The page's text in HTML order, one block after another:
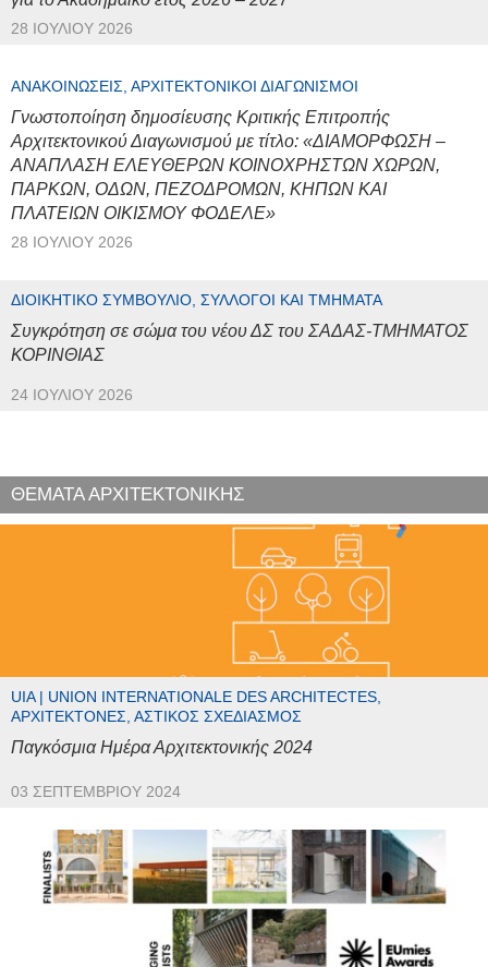
28 ΙΟΥΛΊΟΥ 2026
ΑΝΑΚΟΙΝΏΣΕΙΣ, ΑΡΧΙΤΕΚΤΟΝΙΚΟΊ ΔΙΑΓΩΝΙΣΜΟΊ
Γνωστοποίηση δημοσίευσης Κριτικής Επιτροπής
Αρχιτεκτονικού Διαγωνισμού με τίτλο: «ΔΙΑΜΟΡΦΩΣΗ –
ΑΝΑΠΛΑΣΗ ΕΛΕΥΘΕΡΩΝ ΚΟΙΝΟΧΡΗΣΤΩΝ ΧΩΡΩΝ,
ΠΑΡΚΩΝ, ΟΔΩΝ, ΠΕΖΟΔΡΟΜΩΝ, ΚΗΠΩΝ ΚΑΙ
ΠΛΑΤΕΙΩΝ ΟΙΚΙΣΜΟΥ ΦΟΔΕΛΕ»
28 ΙΟΥΛΊΟΥ 2026
ΔΙΟΙΚΗΤΙΚΌ ΣΥΜΒΟΎΛΙΟ, ΣΎΛΛΟΓΟΙ ΚΑΙ ΤΜΉΜΑΤΑ
Συγκρότηση σε σώμα του νέου ΔΣ του ΣΑΔΑΣ-ΤΜΗΜΑΤΟΣ
ΚΟΡΙΝΘΙΑΣ
24 ΙΟΥΛΊΟΥ 2026
ΘΕΜΑΤΑ ΑΡΧΙΤΕΚΤΟΝΙΚΗΣ
UIA | UNION INTERNATIONALE DES ARCHITECTES,
ΑΡΧΙΤΈΚΤΟΝΕΣ, ΑΣΤΙΚΌΣ ΣΧΕΔΙΑΣΜΌΣ
Παγκόσμια Ημέρα Αρχιτεκτονικής 2024
03 ΣΕΠΤΕΜΒΡΊΟΥ 2024